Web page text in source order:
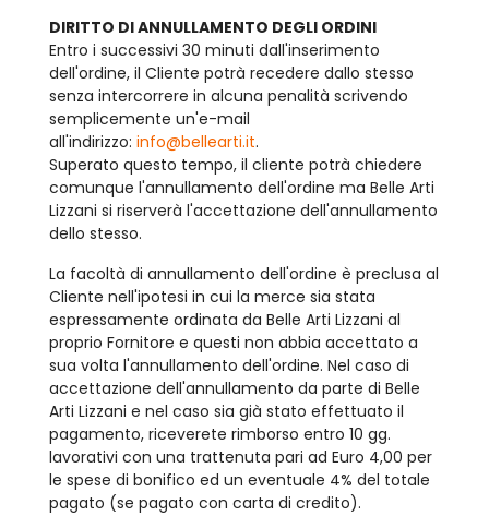
DIRITTO DI ANNULLAMENTO DEGLI ORDINI
Entro i successivi 30 minuti dall'inserimento
dell'ordine, il Cliente potrà recedere dallo stesso
senza intercorrere in alcuna penalità scrivendo
semplicemente un'e-mail
all'indirizzo: info@bellearti.it.
Superato questo tempo, il cliente potrà chiedere
comunque l'annullamento dell'ordine ma Belle Arti
Lizzani si riserverà l'accettazione dell'annullamento
dello stesso.
La facoltà di annullamento dell'ordine è preclusa al
Cliente nell'ipotesi in cui la merce sia stata
espressamente ordinata da Belle Arti Lizzani al
proprio Fornitore e questi non abbia accettato a
sua volta l'annullamento dell'ordine. Nel caso di
accettazione dell'annullamento da parte di Belle
Arti Lizzani e nel caso sia già stato effettuato il
pagamento, riceverete rimborso entro 10 gg.
lavorativi con una trattenuta pari ad Euro 4,00 per
le spese di bonifico ed un eventuale 4% del totale
pagato (se pagato con carta di credito).